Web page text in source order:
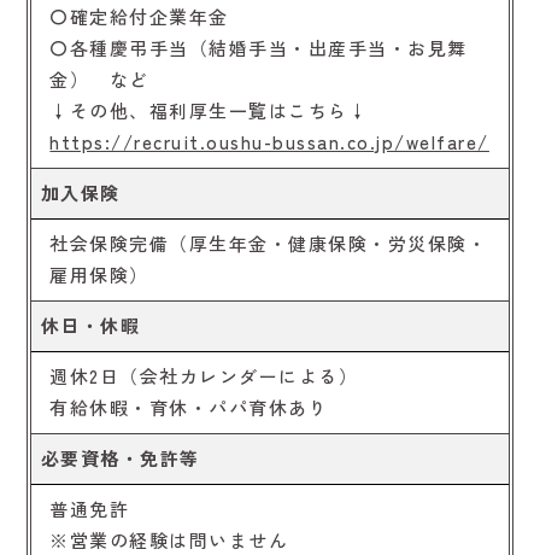
〇確定給付企業年金
〇各種慶弔手当（結婚手当・出産手当・お見舞
金） など
↓その他、福利厚生一覧はこちら↓
https://recruit.oushu-bussan.co.jp/welfare/
加入保険
社会保険完備（厚生年金・健康保険・労災保険・
雇用保険）
休日・休暇
週休2日（会社カレンダーによる）
有給休暇・育休・パパ育休あり
必要資格・免許等
普通免許
※営業の経験は問いません